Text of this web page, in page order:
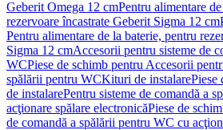
Geberit Omega 12 cmPentru alimentare
rezervoare încastrate Geberit Sigma 12 cm
Pentru alimentare de la baterie, pentru
Sigma 12 cmAccesorii pentru sisteme de
WCPiese de schimb pentru Accesorii
spălării pentru WCKituri de instalarePiese
de instalarePentru sisteme de comandă a
acţionare spălare electronicăPiese de
de comandă a spălării pentru WC cu